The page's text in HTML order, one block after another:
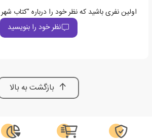
اولین نفری باشید که نظر خود را درباره "کتاب
نظر خود را بنویسید
بازگشت به بالا